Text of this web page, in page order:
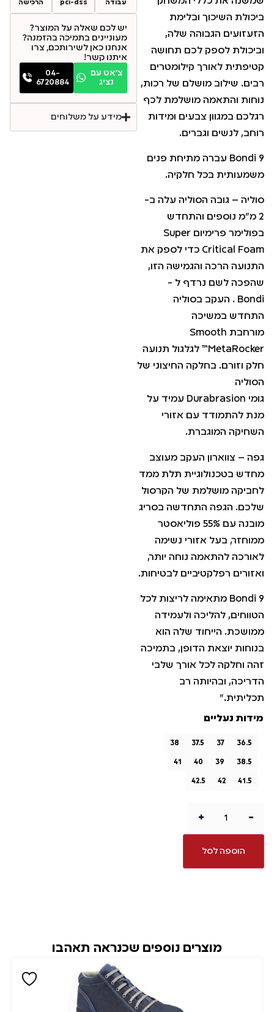
ביכולת השיכוך ובלימת
הזעזועים הגבוהה שלה,
וביכולת לספק לכם תחושה
קטיפתית לאורך קילומטרים
רבים. שילוב מושלם של רכות,
נוחות והתאמה מושלמת לכף
רגלכם במגוון צבעים ומידות
רוחב, לנשים וגברים.
Bondi 9 עברה מתיחת פנים
משמעותית בכל חלקיה.
סוליה – גובה הסוליה עלה ב-
2 מ"מ נוספים והתחדש
בפולימר פרימיום Super
Critical Foam כדי לספק את
התנועה הרכה והגמישה הזו,
שהפכה לשם נרדף ל -
Bondi . העקב בסוליה
התחדש במשיכה
מורחבת Smooth
MetaRocker™ לגלגול תנועה
חלק וזורם. בחלקה החיצוני של
הסוליה
גומי Durabrasion עמיד על
מנת להתמודד עם אזורי
השחיקה המוגברת.
גפה – צווארון העקב מעוצב
מחדש בטכנולוגיית תלת ממד
לחביקה מושלמת של הקרסול
שלכם. הגפה התחדשה בסריג
מובנה עם 55% פוליאסטר
ממוחזר, בעל אזורי נשימה
לאורכה להתאמה נוחה יותר,
ואזורים רפלקטיביים לבטיחות.
Bondi 9 מתאימה לריצות לכל
הטווחים, להליכה ולעמידה
ממושכת. הייחוד שלה הוא
בנוחות יוצאת הדופן, בתמיכה
זהה וחלקה לכל אורך שלבי
הדריכה, ובהיותה רב
תכליתית."
מידות נעליים
36.5
37
37.5
38
38.5
39
40
41
41.5
42
42.5
-
+
הוספה לסל
עבודה
pci-dss
הרכישה
יש לכם שאלה על המוצר?
מעוניינים בתמיכה בהזמנה?
אנחנו כאן לשירותכם, צרו
איתנו קשר!
צ׳אט עם
נציג
04-
6720884
מידע על משלוחים
מוצרים נוספים שכנראה תאהבו